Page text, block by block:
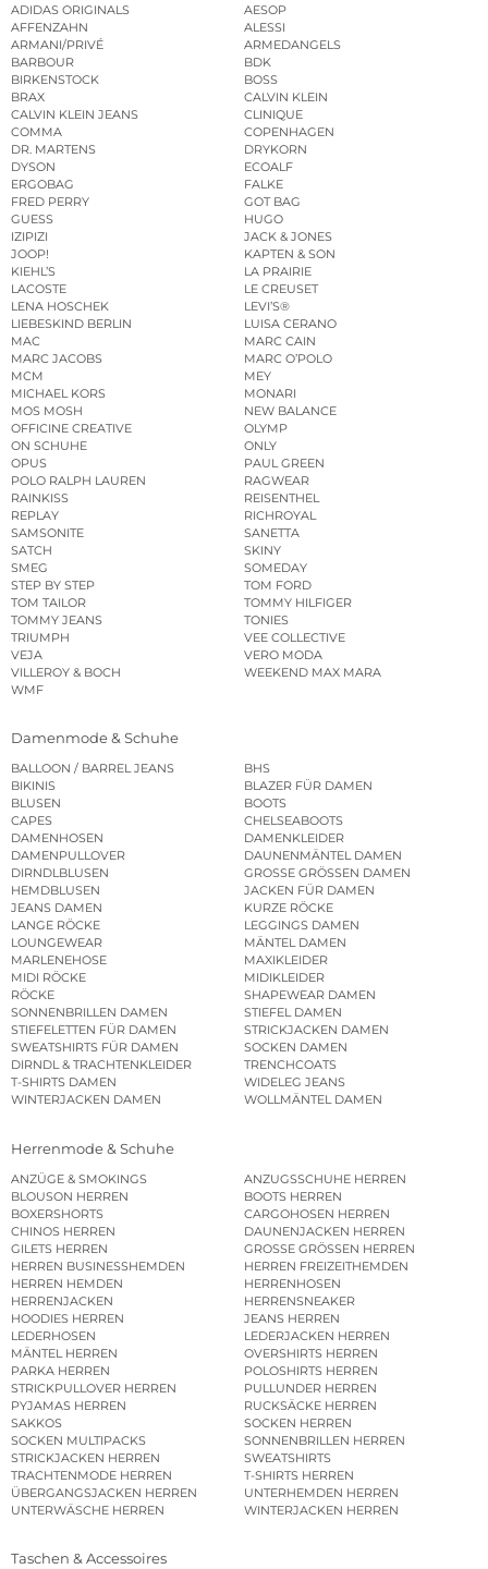
ADIDAS ORIGINALS
AESOP
AFFENZAHN
ALESSI
ARMANI/PRIVÉ
ARMEDANGELS
BARBOUR
BDK
BIRKENSTOCK
BOSS
BRAX
CALVIN KLEIN
CALVIN KLEIN JEANS
CLINIQUE
COMMA
COPENHAGEN
DR. MARTENS
DRYKORN
DYSON
ECOALF
ERGOBAG
FALKE
FRED PERRY
GOT BAG
GUESS
HUGO
IZIPIZI
JACK & JONES
JOOP!
KAPTEN & SON
KIEHL’S
LA PRAIRIE
LACOSTE
LE CREUSET
LENA HOSCHEK
LEVI’S®
LIEBESKIND BERLIN
LUISA CERANO
MAC
MARC CAIN
MARC JACOBS
MARC O’POLO
MCM
MEY
MICHAEL KORS
MONARI
MOS MOSH
NEW BALANCE
OFFICINE CREATIVE
OLYMP
ON SCHUHE
ONLY
OPUS
PAUL GREEN
POLO RALPH LAUREN
RAGWEAR
RAINKISS
REISENTHEL
REPLAY
RICHROYAL
SAMSONITE
SANETTA
SATCH
SKINY
SMEG
SOMEDAY
STEP BY STEP
TOM FORD
TOM TAILOR
TOMMY HILFIGER
TOMMY JEANS
TONIES
TRIUMPH
VEE COLLECTIVE
VEJA
VERO MODA
VILLEROY & BOCH
WEEKEND MAX MARA
WMF
Damenmode & Schuhe
BALLOON / BARREL JEANS
BHS
BIKINIS
BLAZER FÜR DAMEN
BLUSEN
BOOTS
CAPES
CHELSEABOOTS
DAMENHOSEN
DAMENKLEIDER
DAMENPULLOVER
DAUNENMÄNTEL DAMEN
DIRNDLBLUSEN
GROSSE GRÖSSEN DAMEN
HEMDBLUSEN
JACKEN FÜR DAMEN
JEANS DAMEN
KURZE RÖCKE
LANGE RÖCKE
LEGGINGS DAMEN
LOUNGEWEAR
MÄNTEL DAMEN
MARLENEHOSE
MAXIKLEIDER
MIDI RÖCKE
MIDIKLEIDER
RÖCKE
SHAPEWEAR DAMEN
SONNENBRILLEN DAMEN
STIEFEL DAMEN
STIEFELETTEN FÜR DAMEN
STRICKJACKEN DAMEN
SWEATSHIRTS FÜR DAMEN
SOCKEN DAMEN
DIRNDL & TRACHTENKLEIDER
TRENCHCOATS
T-SHIRTS DAMEN
WIDELEG JEANS
WINTERJACKEN DAMEN
WOLLMÄNTEL DAMEN
Herrenmode & Schuhe
ANZÜGE & SMOKINGS
ANZUGSSCHUHE HERREN
BLOUSON HERREN
BOOTS HERREN
BOXERSHORTS
CARGOHOSEN HERREN
CHINOS HERREN
DAUNENJACKEN HERREN
GILETS HERREN
GROSSE GRÖSSEN HERREN
HERREN BUSINESSHEMDEN
HERREN FREIZEITHEMDEN
HERREN HEMDEN
HERRENHOSEN
HERRENJACKEN
HERRENSNEAKER
HOODIES HERREN
JEANS HERREN
LEDERHOSEN
LEDERJACKEN HERREN
MÄNTEL HERREN
OVERSHIRTS HERREN
PARKA HERREN
POLOSHIRTS HERREN
STRICKPULLOVER HERREN
PULLUNDER HERREN
PYJAMAS HERREN
RUCKSÄCKE HERREN
SAKKOS
SOCKEN HERREN
SOCKEN MULTIPACKS
SONNENBRILLEN HERREN
STRICKJACKEN HERREN
SWEATSHIRTS
TRACHTENMODE HERREN
T-SHIRTS HERREN
ÜBERGANGSJACKEN HERREN
UNTERHEMDEN HERREN
UNTERWÄSCHE HERREN
WINTERJACKEN HERREN
Taschen & Accessoires